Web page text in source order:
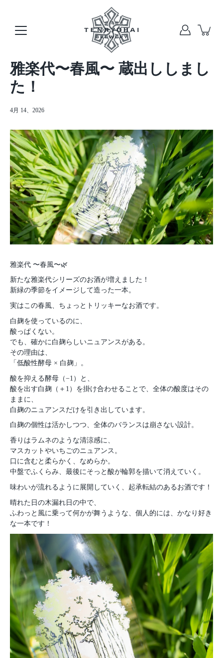
雅楽代〜春風〜 蔵出ししまし
た！
4月 14、2026
雅楽代 〜春風〜🌿
新たな雅楽代シリーズのお酒が増えました！
新緑の季節をイメージして造った一本。
実はこの春風、ちょっとトリッキーなお酒です。
白麹を使っているのに、
酸っぱくない。
でも、確かに白麹らしいニュアンスがある。
その理由は、
「低酸性酵母 × 白麹」。
酸を抑える酵母（−1）と、
酸を出す白麹（＋1）を掛け合わせることで、全体の酸度はその
ままに、
白麹のニュアンスだけを引き出しています。
白麹の個性は活かしつつ、全体のバランスは崩さない設計。
香りはラムネのような清涼感に、
マスカットやいちごのニュアンス。
口に含むと柔らかく、なめらか。
中盤でふくらみ、最後にそっと酸が輪郭を描いて消えていく。
味わいが流れるように展開していく、起承転結のあるお酒です！
晴れた日の木漏れ日の中で、
ふわっと風に乗って何かが舞うような、個人的には、かなり好き
な一本です！